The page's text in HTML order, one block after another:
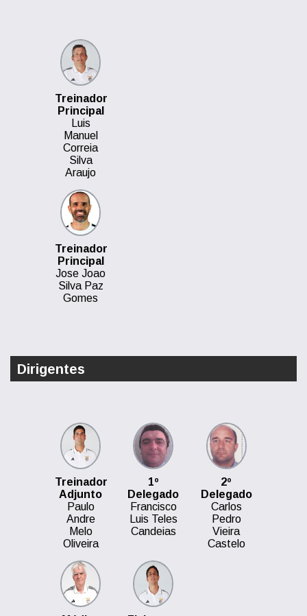
Treinador
Principal
Luis
Manuel
Correia
Silva
Araujo
Treinador
Principal
Jose Joao
Silva Paz
Gomes
Dirigentes
Treinador
Adjunto
Paulo
Andre
Melo
Oliveira
1º
Delegado
Francisco
Luis Teles
Candeias
2º
Delegado
Carlos
Pedro
Vieira
Castelo